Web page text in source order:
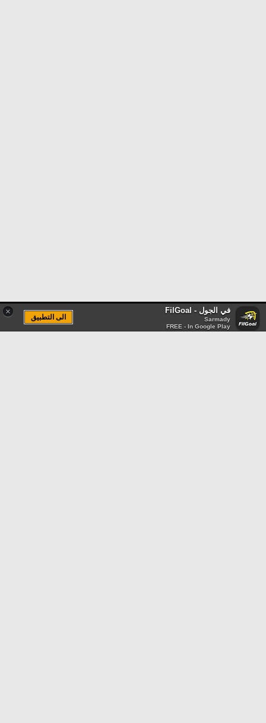
× في الجول - FilGoal
Sarmady
FREE - In Google Play
الى التطبيق